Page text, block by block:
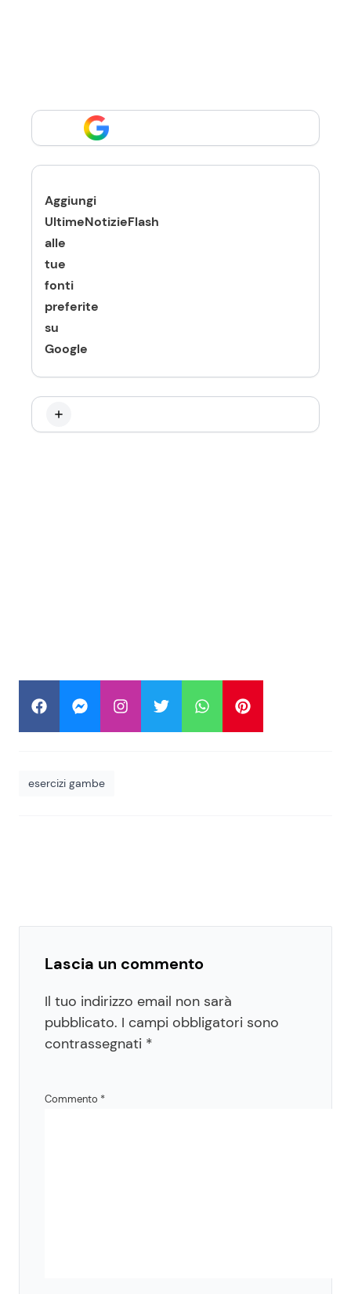
Aggiungi
UltimeNotizieFlash
alle
tue
fonti
preferite
su
Google
esercizi gambe
Lascia un commento
Il tuo indirizzo email non sarà
pubblicato. I campi obbligatori sono
contrassegnati *
Commento *